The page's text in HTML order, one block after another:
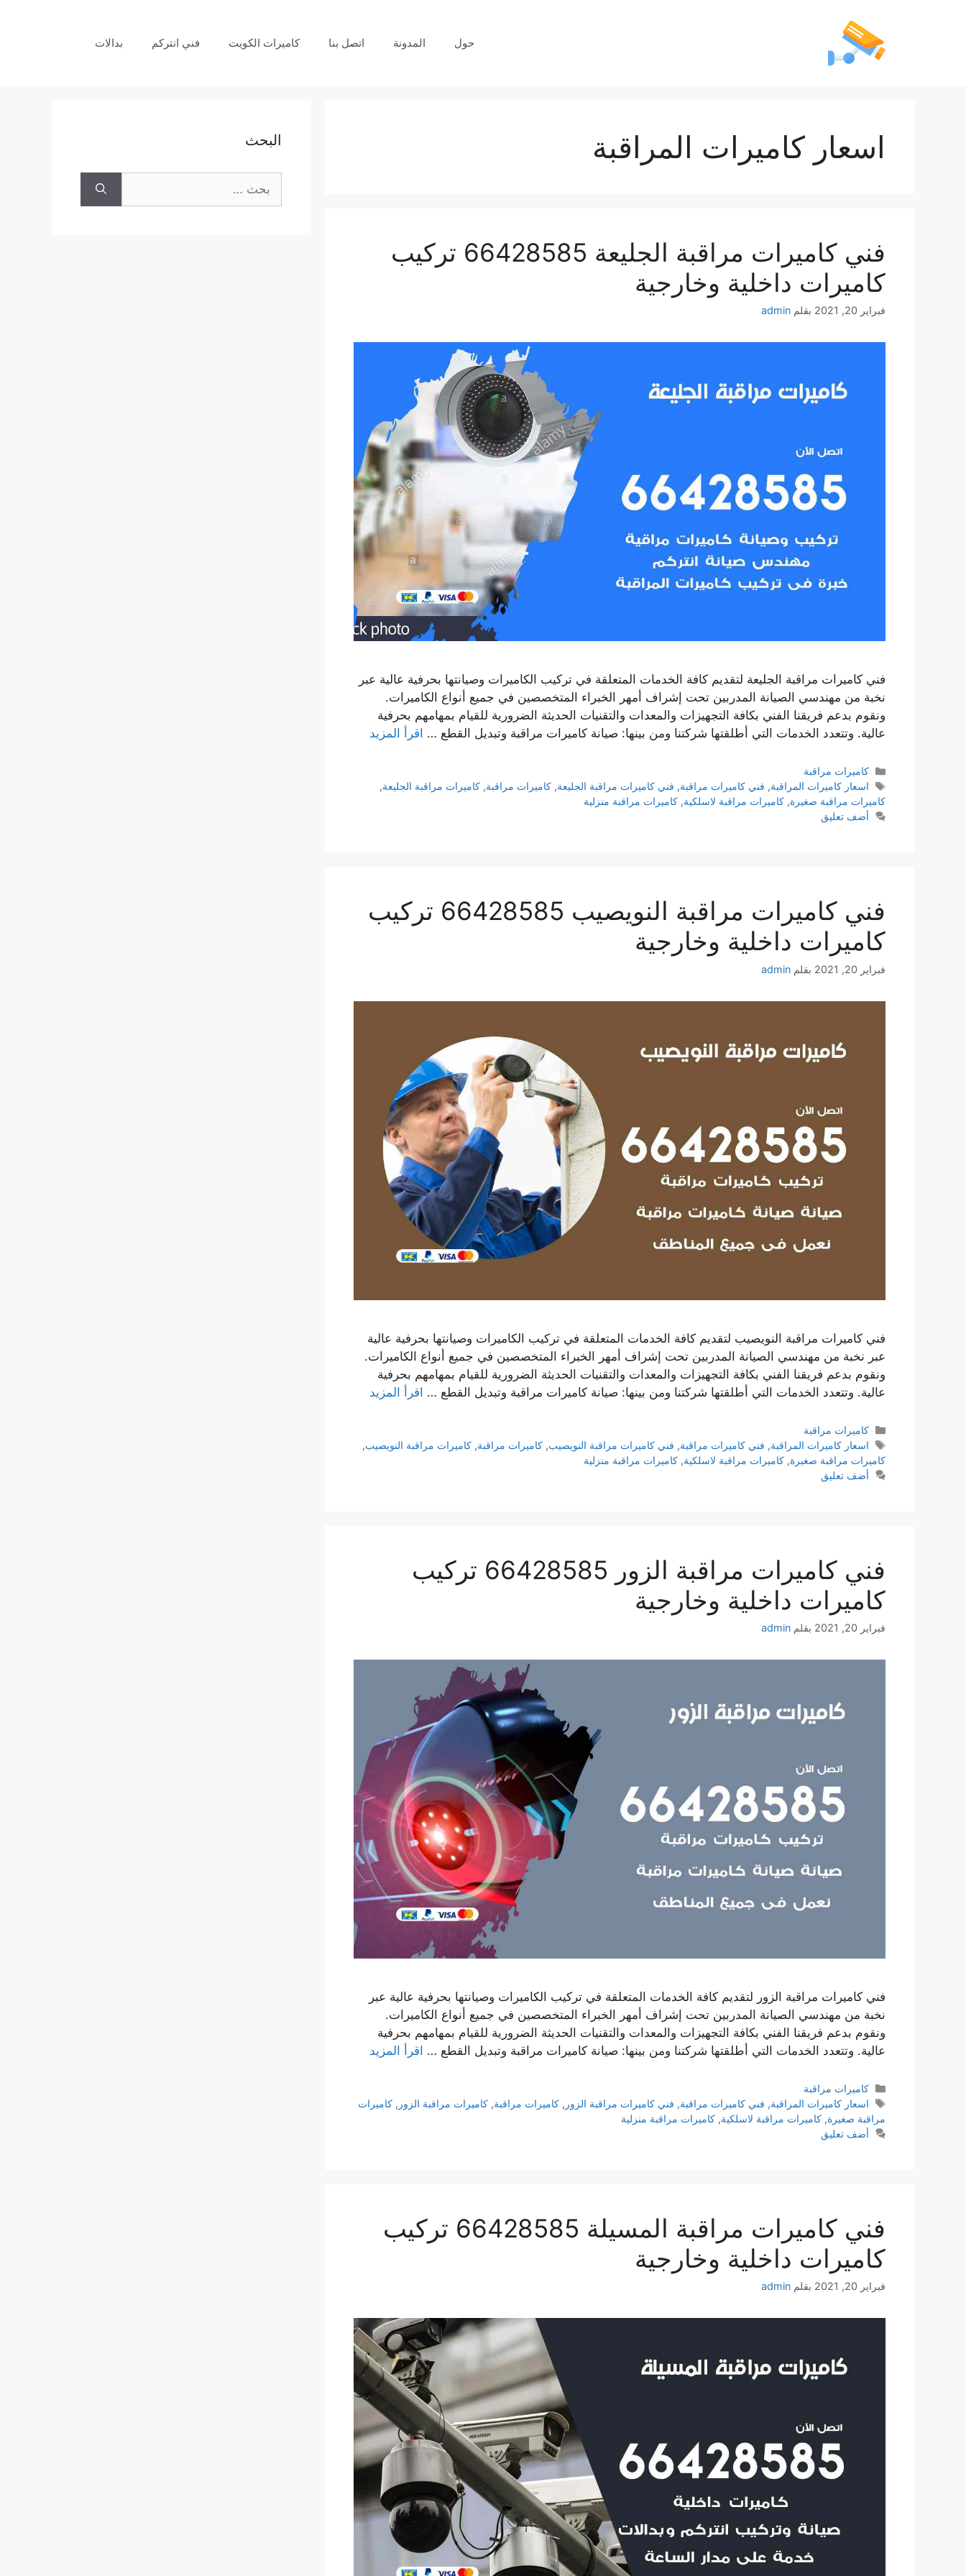
حول المدونة اتصل بنا كاميرات الكويت فني انتركم بدالات
اسعار كاميرات المراقبة
فني كاميرات مراقبة الجليعة 66428585 تركيب
كاميرات داخلية وخارجية
فبراير 20, 2021 بقلم admin
فني كاميرات مراقبة الجليعة لتقديم كافة الخدمات المتعلقة في تركيب الكاميرات وصيانتها بحرفية عالية عبر
نخبة من مهندسي الصيانة المدربين تحت إشراف أمهر الخبراء المتخصصين في جميع أنواع الكاميرات.
ونقوم بدعم فريقنا الفني بكافة التجهيزات والمعدات والتقنيات الحديثة الضرورية للقيام بمهامهم بحرفية
عالية. وتتعدد الخدمات التي أطلقتها شركتنا ومن بينها: صيانة كاميرات مراقبة وتبديل القطع … اقرأ المزيد
كاميرات مراقبة
اسعار كاميرات المراقبة, فني كاميرات مراقبة, فني كاميرات مراقبة الجليعة,كاميرات مراقبة,كاميرات مراقبة الجليعة,
كاميرات مراقبة صغيرة, كاميرات مراقبة لاسلكية, كاميرات مراقبة منزلية
أضف تعليق
فني كاميرات مراقبة النويصيب 66428585 تركيب
كاميرات داخلية وخارجية
فبراير 20, 2021 بقلم admin
فني كاميرات مراقبة النويصيب لتقديم كافة الخدمات المتعلقة في تركيب الكاميرات وصيانتها بحرفية عالية
عبر نخبة من مهندسي الصيانة المدربين تحت إشراف أمهر الخبراء المتخصصين في جميع أنواع الكاميرات.
ونقوم بدعم فريقنا الفني بكافة التجهيزات والمعدات والتقنيات الحديثة الضرورية للقيام بمهامهم بحرفية
عالية. وتتعدد الخدمات التي أطلقتها شركتنا ومن بينها: صيانة كاميرات مراقبة وتبديل القطع … اقرأ المزيد
كاميرات مراقبة
اسعار كاميرات المراقبة, فني كاميرات مراقبة, فني كاميرات مراقبة النويصيب,كاميرات مراقبة,كاميرات مراقبة النويصيب,
كاميرات مراقبة صغيرة, كاميرات مراقبة لاسلكية, كاميرات مراقبة منزلية
أضف تعليق
فني كاميرات مراقبة الزور 66428585 تركيب
كاميرات داخلية وخارجية
فبراير 20, 2021 بقلم admin
فني كاميرات مراقبة الزور لتقديم كافة الخدمات المتعلقة في تركيب الكاميرات وصيانتها بحرفية عالية عبر
نخبة من مهندسي الصيانة المدربين تحت إشراف أمهر الخبراء المتخصصين في جميع أنواع الكاميرات.
ونقوم بدعم فريقنا الفني بكافة التجهيزات والمعدات والتقنيات الحديثة الضرورية للقيام بمهامهم بحرفية
عالية. وتتعدد الخدمات التي أطلقتها شركتنا ومن بينها: صيانة كاميرات مراقبة وتبديل القطع … اقرأ المزيد
كاميرات مراقبة
اسعار كاميرات المراقبة, فني كاميرات مراقبة, فني كاميرات مراقبة الزور ,كاميرات مراقبة,كاميرات مراقبة الزور ,كاميرات
مراقبة صغيرة, كاميرات مراقبة لاسلكية, كاميرات مراقبة منزلية
أضف تعليق
فني كاميرات مراقبة المسيلة 66428585 تركيب
كاميرات داخلية وخارجية
فبراير 20, 2021 بقلم admin
البحث